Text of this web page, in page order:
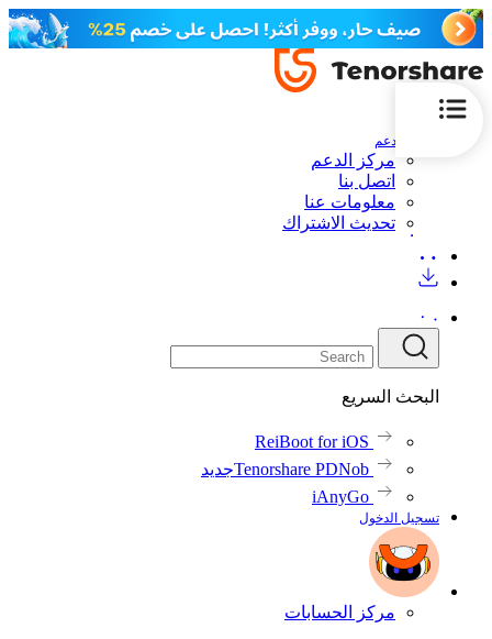
الدعم
مركز الدعم
اتصل بنا
معلومات عنا
تحديث الاشتراك
البحث السريع
ReiBoot for iOS
Tenorshare PDNobجديد
iAnyGo
تسجيل الدخول
مركز الحسابات